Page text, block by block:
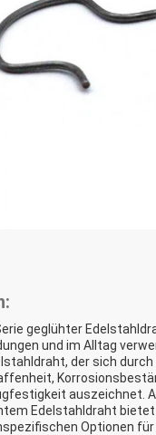
geglühter
und im Alltag
der sich
auszeichnet.
Edelstahldraht bietet
Optionen